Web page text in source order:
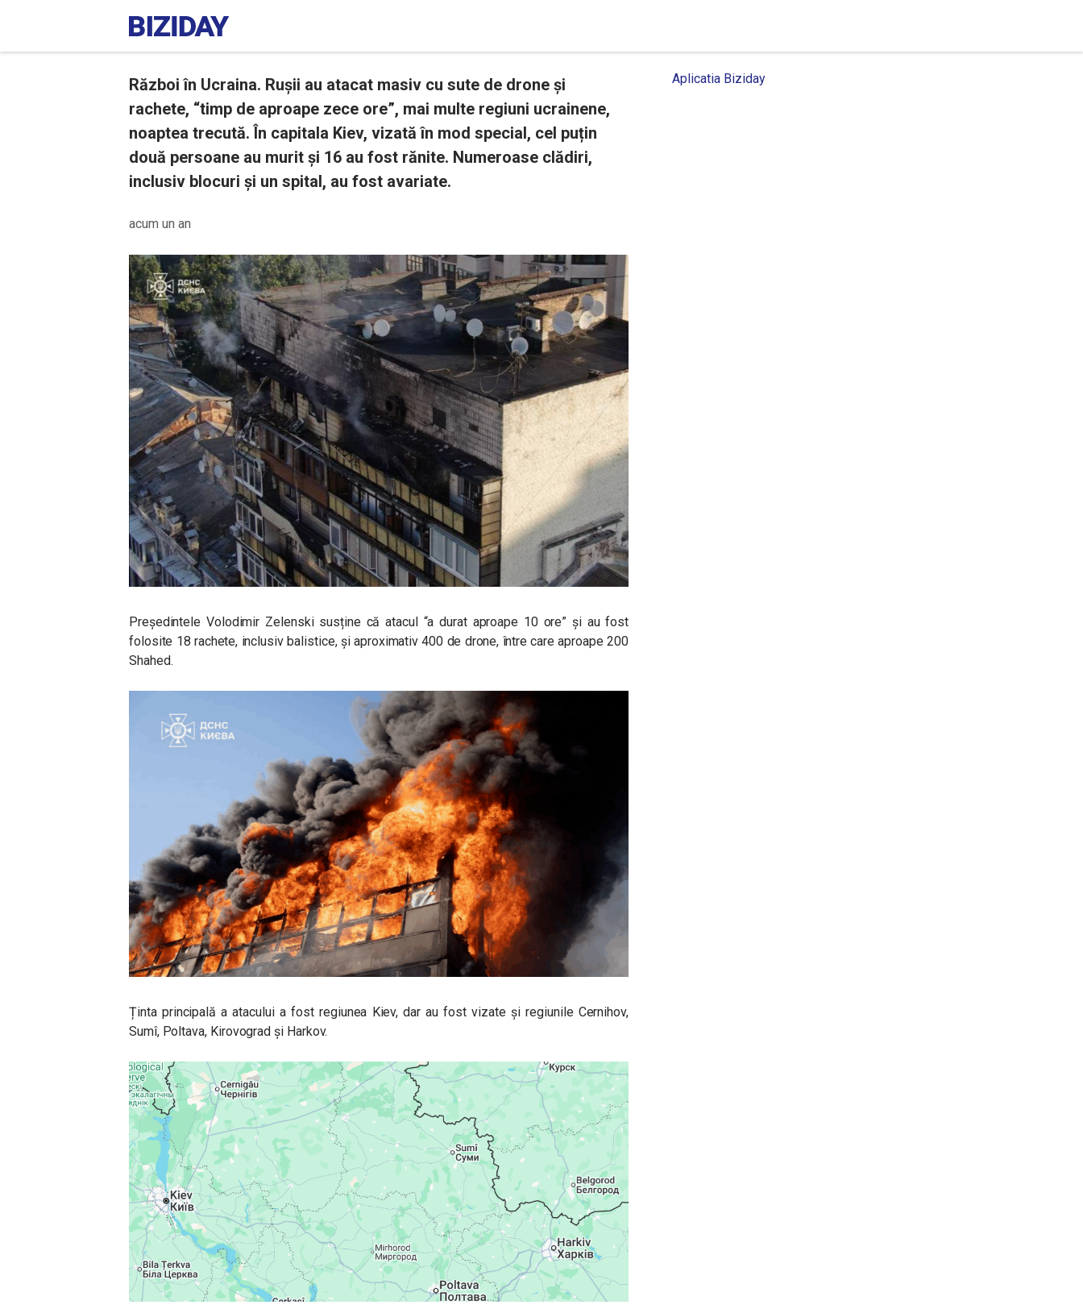
Război în Ucraina. Rușii au atacat masiv cu sute de drone și
rachete, “timp de aproape zece ore”, mai multe regiuni ucrainene,
noaptea trecută. În capitala Kiev, vizată în mod special, cel puțin
două persoane au murit și 16 au fost rănite. Numeroase clădiri,
inclusiv blocuri și un spital, au fost avariate.
acum un an
Președintele Volodimir Zelenski susține că atacul “a durat aproape 10 ore” și au fost
folosite 18 rachete, inclusiv balistice, și aproximativ 400 de drone, între care aproape 200
Shahed.
Ținta principală a atacului a fost regiunea Kiev, dar au fost vizate și regiunile Cernihov,
Sumî, Poltava, Kirovograd și Harkov.
Aplicatia Biziday